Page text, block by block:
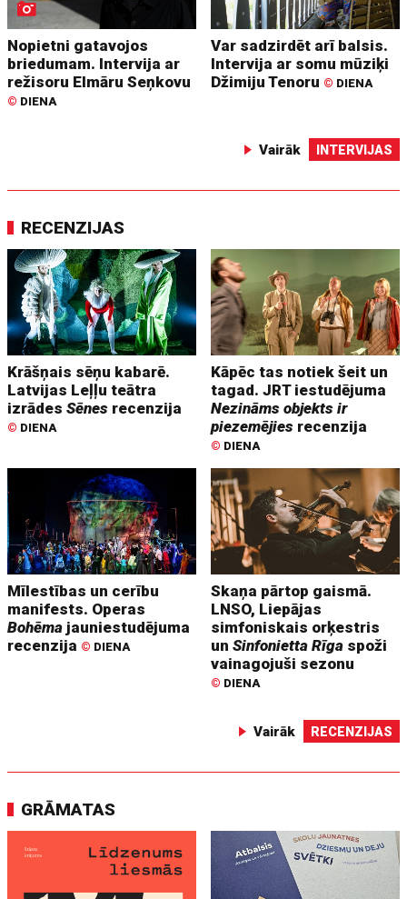
Nopietni gatavojos
briedumam. Intervija ar
režisoru Elmāru Seņkovu
© DIENA
Var sadzirdēt arī balsis.
Intervija ar somu mūziķi
Džimiju Tenoru © DIENA
Vairāk INTERVIJAS
RECENZIJAS
Krāšņais sēņu kabarē.
Latvijas Leļļu teātra
izrādesSēnes recenzija
© DIENA
Kāpēc tas notiek šeit un
tagad. JRT iestudējuma
Nezināms objekts ir
piezemējies recenzija
© DIENA
Mīlestības un cerību
manifests. Operas
Bohēma jauniestudējuma
recenzija © DIENA
Skaņa pārtop gaismā.
LNSO, Liepājas
simfoniskais orķestris
unSinfonietta Rīga spoži
vainagojuši sezonu
© DIENA
Vairāk RECENZIJAS
GRĀMATAS